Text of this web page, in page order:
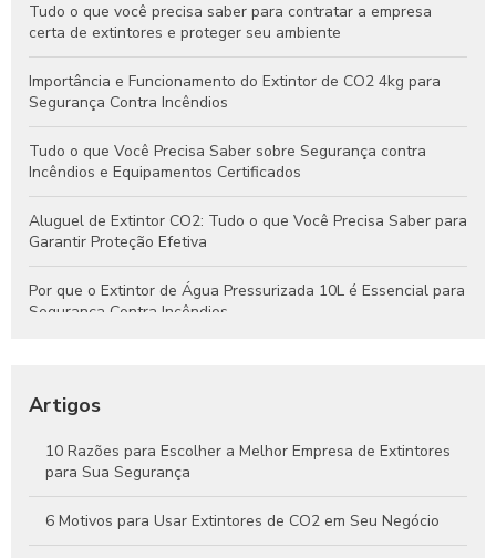
Tudo o que você precisa saber para contratar a empresa
certa de extintores e proteger seu ambiente
Importância e Funcionamento do Extintor de CO2 4kg para
Segurança Contra Incêndios
Tudo o que Você Precisa Saber sobre Segurança contra
Incêndios e Equipamentos Certificados
Aluguel de Extintor CO2: Tudo o que Você Precisa Saber para
Garantir Proteção Efetiva
Por que o Extintor de Água Pressurizada 10L é Essencial para
Segurança Contra Incêndios
Essenciais na Segurança Contra Incêndios
Guia Completo Sobre Extintores de CO2 4kg para Proteção
Eficaz Contra Incêndios
Artigos
10 Razões para Escolher a Melhor Empresa de Extintores
para Sua Segurança
6 Motivos para Usar Extintores de CO2 em Seu Negócio